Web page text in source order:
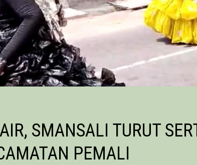
SMANSALI TURUT
PEMALI